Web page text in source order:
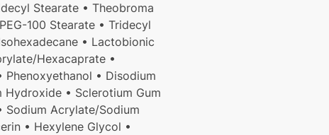
Stearate • Theobroma
100 Stearate • Tridecyl
• Lactobionic
Hexacaprate •
• Disodium
Hydroxide • Sclerotium Gum
Sodium Acrylate/Sodium
• Hexylene Glycol •